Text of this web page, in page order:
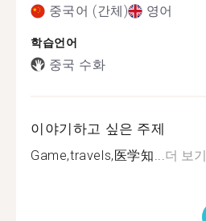
중국어 (간체) 영어
학습언어
중국 수화
이야기하고 싶은 주제
Game,travels,医学知... 더 보기